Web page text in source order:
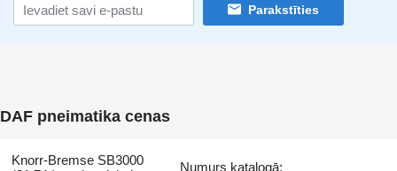
Parakstīties
DAF pneimatika cenas
Knorr-Bremse SB3000
Numurs katalogā: